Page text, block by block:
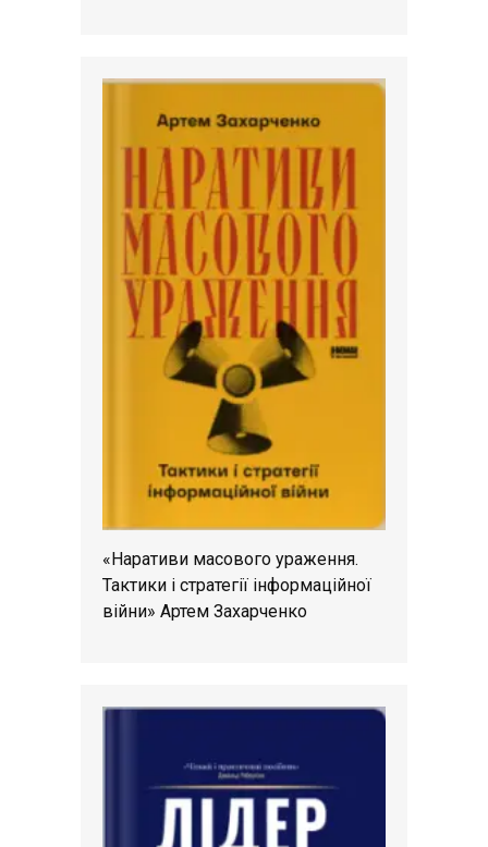
«Наративи масового ураження.
Тактики і стратегії інформаційної
війни» Артем Захарченко